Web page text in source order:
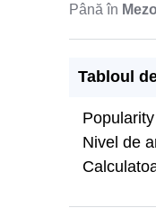
Până în Mezo
Tabloul
Nivel de